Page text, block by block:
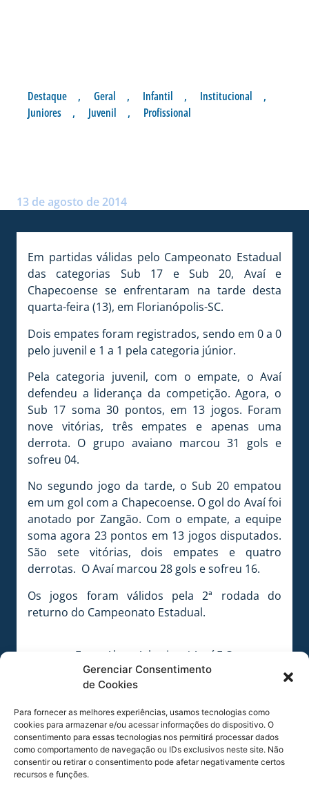
Gerenciar Consentimento
de Cookies
Para fornecer as melhores experiências, usamos tecnologias como
cookies para armazenar e/ou acessar informações do dispositivo. O
consentimento para essas tecnologias nos permitirá processar dados
como comportamento de navegação ou IDs exclusivos neste site. Não
consentir ou retirar o consentimento pode afetar negativamente certos
recursos e funções.
Destaque , Geral , Infantil , Institucional
,
Juniores
, Juvenil , Profissional
13 de agosto de 2014
Em partidas válidas pelo Campeonato Estadual
das categorias Sub 17 e Sub 20, Avaí e
Chapecoense se enfrentaram na tarde desta
quarta-feira (13), em Florianópolis-SC.
Dois empates foram registrados, sendo em 0 a 0
pelo juvenil e 1 a 1 pela categoria júnior.
Pela categoria juvenil, com o empate, o Avaí
defendeu a liderança da competição. Agora, o
Sub 17 soma 30 pontos, em 13 jogos. Foram
nove vitórias, três empates e apenas uma
derrota. O grupo avaiano marcou 31 gols e
sofreu 04.
No segundo jogo da tarde, o Sub 20 empatou
em um gol com a Chapecoense. O gol do Avaí foi
anotado por Zangão. Com o empate, a equipe
soma agora 23 pontos em 13 jogos disputados.
São sete vitórias, dois empates e quatro
derrotas. O Avaí marcou 28 gols e sofreu 16.
Os jogos foram válidos pela 2ª rodada do
returno do Campeonato Estadual.
Foto: Alceu Atherino / Avaí F.C.
Foto:Alceu Atherino / Avaí F.C.
COMPARTILHE ESSA NOTÍCIA